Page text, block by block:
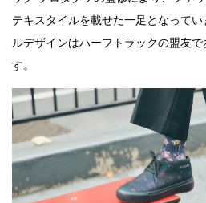
テキスタイルを載せた一足となって
ルデザインはハーフトラックの盟友
す。